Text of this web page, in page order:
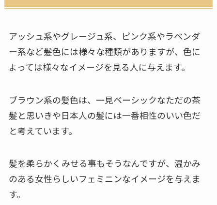
アッシュ系やグレージュ系、ピンク系やラベンダ
ー系など髪色には様々な種類がありますが、色に
よっては様々なイメージを見る人に与えます。
ブラウン系の髪色は、一見ベーシックなただの茶
髪と思いきや日本人の髪には一番相性のいい色だ
と考えています。
髪を柔らかくみせる事もそうなんですが、温かみ
のある女性らしいフェミニンなイメージを与えま
す。